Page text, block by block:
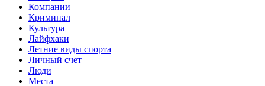
Компании
Криминал
Культура
Лайфхаки
Летние виды спорта
Личный счет
Люди
Места